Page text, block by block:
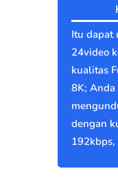
Itu dapat
24video
kualitas
8K;
dengan